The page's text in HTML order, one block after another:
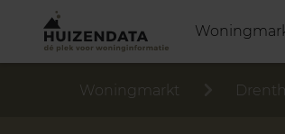
Woningmarkt